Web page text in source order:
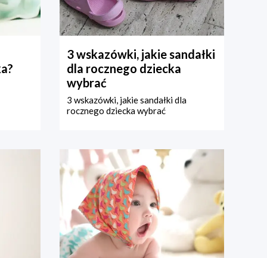
3 wskazówki, jakie sandałki
dla rocznego dziecka
wybrać
3 wskazówki, jakie sandałki dla
rocznego dziecka wybrać